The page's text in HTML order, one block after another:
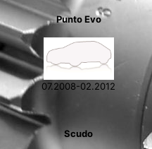
Punto Evo
07.2008-02.2012
Scudo